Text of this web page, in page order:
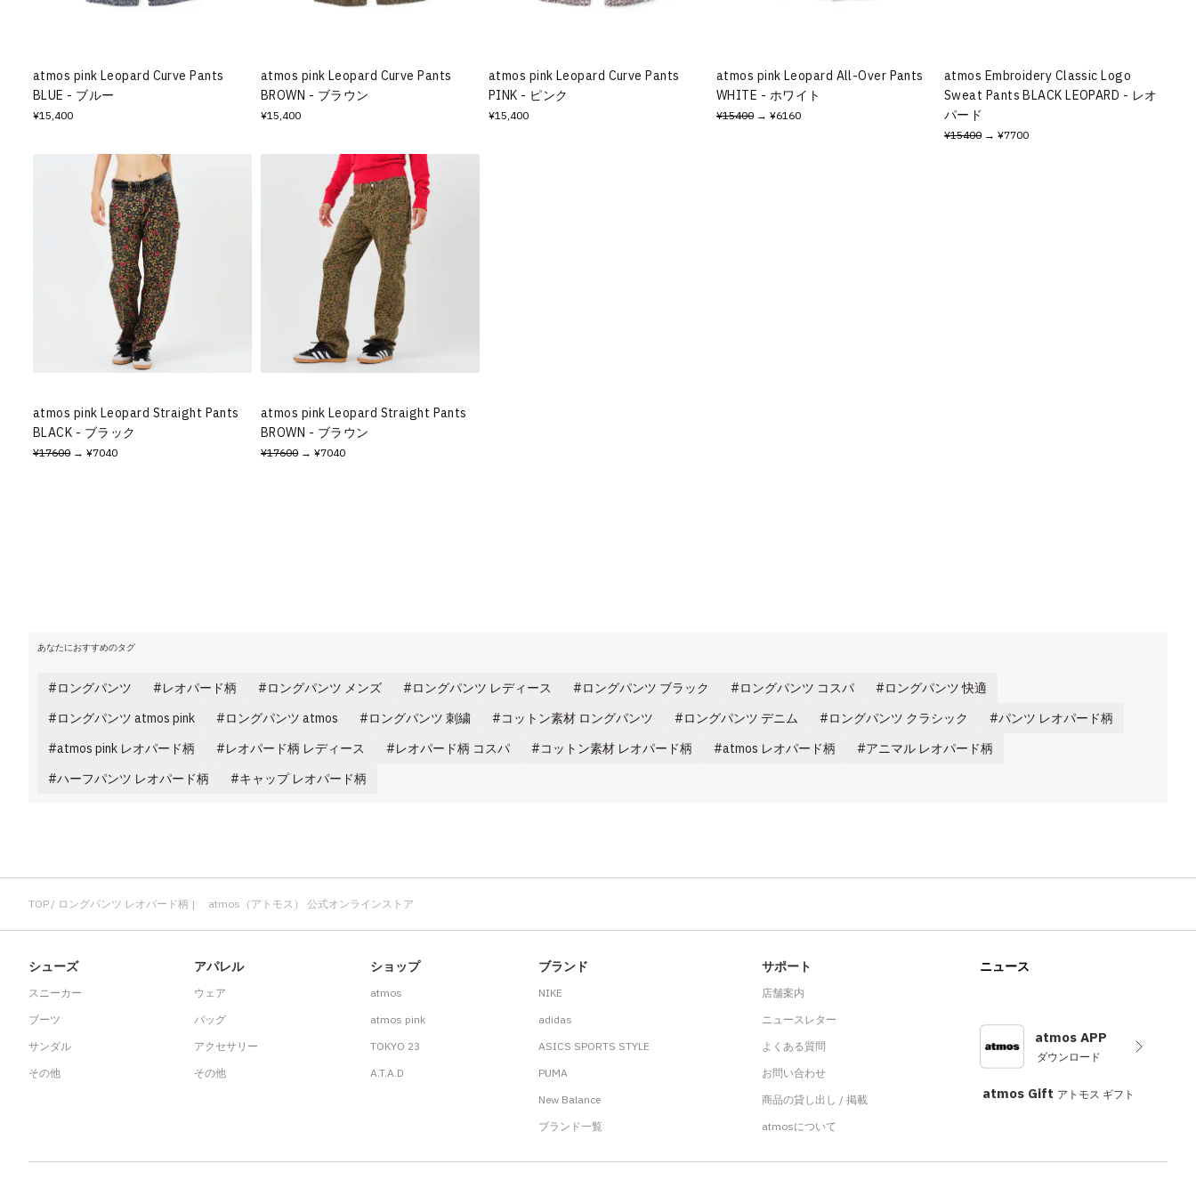
atmos pink Leopard Curve Pants
BLUE - ブルー
¥15,400
atmos pink Leopard Curve Pants
BROWN - ブラウン
¥15,400
atmos pink Leopard Curve Pants
PINK - ピンク
¥15,400
atmos pink Leopard All-Over Pants
WHITE - ホワイト
¥15400 → ¥6160
atmos Embroidery Classic Logo
Sweat Pants BLACK LEOPARD - レオ
パード
¥15400 → ¥7700
atmos pink Leopard Straight Pants
BLACK - ブラック
¥17600 → ¥7040
atmos pink Leopard Straight Pants
BROWN - ブラウン
¥17600 → ¥7040
あなたにおすすめのタグ
ロングパンツ レオパード柄 ロングパンツ メンズ ロングパンツ レディース ロングパンツ ブラック ロングパンツ コスパ
ロングパンツ 快適
ロングパンツ atmos pink
ロングパンツ atmos ロングパンツ 刺繍 コットン素材 ロングパンツ ロングパンツ デニム ロングパンツ クラシック
パンツ レオパード柄
atmos pink レオパード柄
レオパード柄 レディース レオパード柄 コスパ コットン素材 レオパード柄 atmos レオパード柄
アニマル レオパード柄
ハーフパンツ レオパード柄
キャップ レオパード柄
TOP ロングパンツ レオパード柄 | atmos（アトモス） 公式オンラインストア
シューズ
スニーカー
ブーツ
サンダル
その他
アパレル
ウェア
バッグ
アクセサリー
その他
ショップ
atmos
atmos pink
TOKYO 23
A.T.A.D
ブランド
NIKE
adidas
ASICS SPORTS STYLE
PUMA
New Balance
ブランド一覧
サポート
店舗案内
ニュースレター
よくある質問
お問い合わせ
商品の貸し出し / 掲載
atmosについて
ニュース
atmos APP
ダウンロード
atmos Gift アトモス ギフト